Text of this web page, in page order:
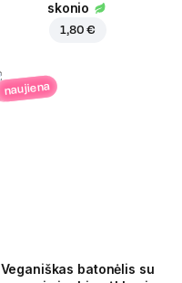
skonio
1,80 €
naujiena
Veganiškas batonėlis su